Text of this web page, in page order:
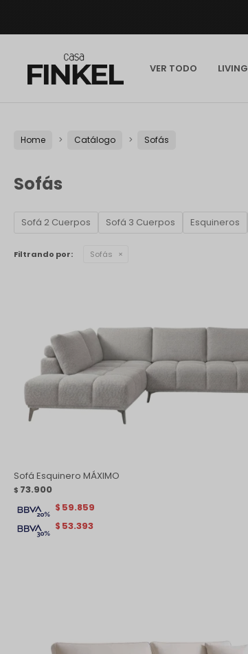
VER TODO LIVING
Home Catálogo Sofás
Sofás
Sofá 2 Cuerpos Sofá 3 Cuerpos Esquineros
Filtrando por: Sofás
Sofá Esquinero MÁXIMO
$ 73.900
$ 53.393
$ 59.859